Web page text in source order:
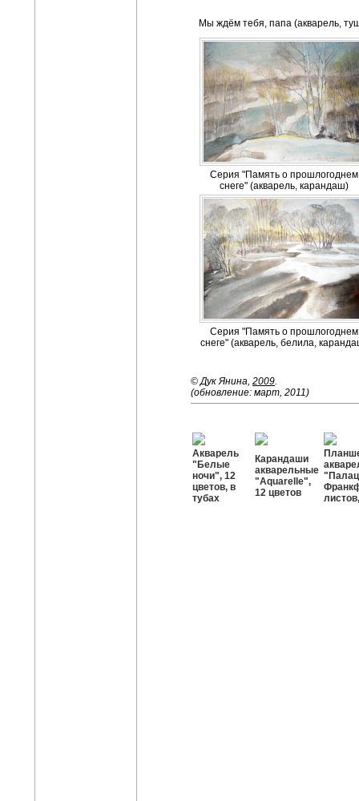
Мы ждём тебя, папа (акварель,
Cерия "Память о прошлогоднем
снеге" (акварель, карандаш)
Cерия "Память о прошлогоднем
снеге" (акварель, белила,
© Дук Янина, 2009.
(обновление: март, 2011)
Акварель
"Белые
ночи", 12
цветов, в
тубах
Карандаши
акварельные
"Aquarelle",
12 цветов